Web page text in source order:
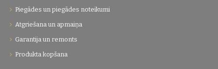
Piegādes un piegādes noteikumi
Atgriešana un apmaiņa
Garantija un remonts
Produkta kopšana